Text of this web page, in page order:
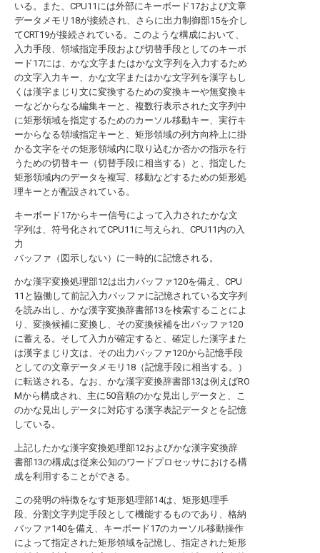
いる。また、CPU11には外部にキーボード17および文章
データメモリ18が接続され、さらに出力制御部15を介し
てCRT19が接続されている。このような構成において、
入力手段、領域指定手段および切替手段としてのキーボ
ード17には、かな文字またはかな文字列を入力するため
の文字入力キー、かな文字またはかな文字列を漢字もし
くは漢字まじり文に変換するための変換キーや無変換キ
ーなどからなる編集キーと、複数行表示された文字列中
に矩形領域を指定するためのカーソル移動キー、実行キ
ーからなる領域指定キーと、矩形領域の列方向枠上に掛
かる文字をその矩形領域内に取り込むか否かの指示を行
うための切替キー（切替手段に相当する）と、指定した
矩形領域内のデータを複写、移動などするための矩形処
理キーとが配設されている。
キーボード17からキー信号によって入力されたかな文
字列は、符号化されてCPU11に与えられ、CPU11内の入
力
バッファ（図示しない）に一時的に記憶される。
かな漢字変換処理部12は出力バッファ120を備え、CPU
11と協働して前記入力バッファに記憶されている文字列
を読み出し、かな漢字変換辞書部13を検索することによ
り、変換候補に変換し、その変換候補を出バッファ120
に蓄える。そして入力が確定すると、確定した漢字また
は漢字まじり文は、その出力バッファ120から記憶手段
としての文章データメモリ18（記憶手段に相当する。）
に転送される。なお、かな漢字変換辞書部13は例えばRO
Mから構成され、主に50音順のかな見出しデータと、こ
のかな見出しデータに対応する漢字表記データとを記憶
している。
上記したかな漢字変換処理部12およびかな漢字変換辞
書部13の構成は従来公知のワードプロセッサにおける構
成を利用することができる。
この発明の特徴をなす矩形処理部14は、矩形処理手
段、分割文字判定手段として機能するものであり、格納
バッファ140を備え、キーボード17のカーソル移動操作
によって指定された矩形領域を記憶し、指定された矩形